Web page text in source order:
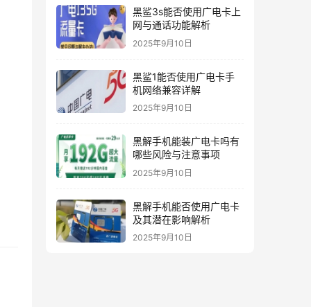
黑鲨3s能否使用广电卡上
网与通话功能解析
2025年9月10日
黑鲨1能否使用广电卡手
机网络兼容详解
2025年9月10日
黑解手机能装广电卡吗有
哪些风险与注意事项
2025年9月10日
黑解手机能否使用广电卡
及其潜在影响解析
2025年9月10日